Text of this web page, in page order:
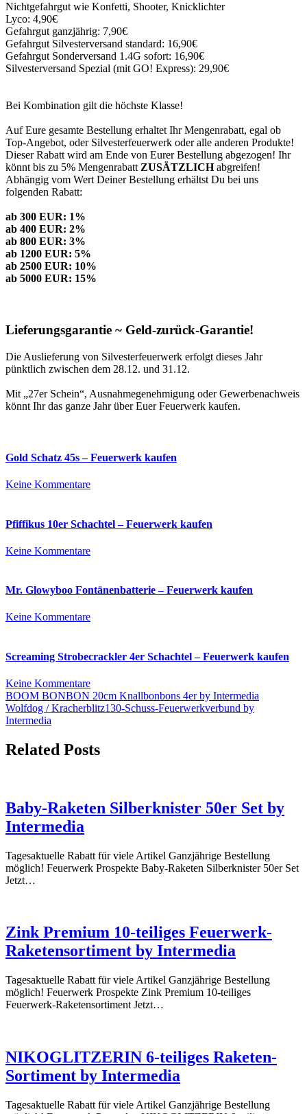
Nichtgefahrgut wie Konfetti, Shooter, Knicklichter
Lyco: 4,90€
Gefahrgut ganzjährig: 7,90€
Gefahrgut Silvesterversand standard: 16,90€
Gefahrgut Sonderversand 1.4G sofort: 16,90€
Silvesterversand Spezial (mit GO! Express): 29,90€
Bei Kombination gilt die höchste Klasse!
Auf Eure gesamte Bestellung erhaltet Ihr Mengenrabatt, egal ob
Top-Angebot, oder Silvesterfeuerwerk oder alle anderen Produkte!
Dieser Rabatt wird am Ende von Eurer Bestellung abgezogen! Ihr
könnt bis zu 5% Mengenrabatt ZUSÄTZLICHabgreifen!
Abhängig vom Wert Deiner Bestellung erhältst Du bei uns
folgenden Rabatt:
ab 300 EUR: 1%
ab 400 EUR: 2%
ab 800 EUR: 3%
ab 1200 EUR: 5%
ab 2500 EUR: 10%
ab 5000 EUR: 15%
Lieferungsgarantie ~ Geld-zurück-Garantie!
Die Auslieferung von Silvesterfeuerwerk erfolgt dieses Jahr
pünktlich zwischen dem 28.12. und 31.12.
Mit „27er Schein“, Ausnahmegenehmigung oder Gewerbenachweis
könnt Ihr das ganze Jahr über Euer Feuerwerk kaufen.
Gold Schatz 45s – Feuerwerk kaufen
Keine Kommentarezu
45s
–
kaufen
Pfiffikus 10er Schachtel – Feuerwerk kaufen
Keine Kommentarezu
Schachtel
kaufen
Mr. Glowyboo Fontänenbatterie – Feuerwerk kaufen
Keine Kommentarezu
Fontänenbatterie
–
kaufen
Screaming Strobecrackler 4er Schachtel – Feuerwerk kaufen
Keine Kommentarezu
Screaming
Strobecrackler
–
Feuerwerk
Beitrags-
Navigation
BOOM BONBON 20cm Knallbonbons 4er by Intermedia
Wolfdog / Kracherblitz130-Schuss-Feuerwerkverbund by
Intermedia
Related Posts
Baby-Raketen Silberknister 50er Set by
Intermedia
Tagesaktuelle Rabatt für viele Artikel Ganzjährige Bestellung
möglich! Feuerwerk Prospekte Baby-Raketen Silberknister 50er Set
Jetzt…
Zink Premium 10-teiliges Feuerwerk-
Raketensortiment by Intermedia
Tagesaktuelle Rabatt für viele Artikel Ganzjährige Bestellung
möglich! Feuerwerk Prospekte Zink Premium 10-teiliges
Feuerwerk-Raketensortiment Jetzt…
NIKOGLITZERIN 6-teiliges Raketen-
Sortiment by Intermedia
Tagesaktuelle Rabatt für viele Artikel Ganzjährige Bestellung